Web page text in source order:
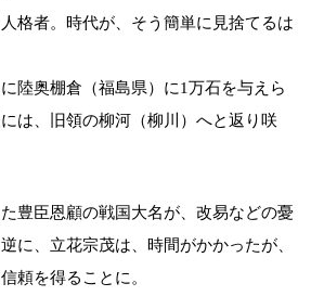
格者。時代が、そう簡単に見捨てるは
陸奥棚倉（福島県）に1万石を与えら
は、旧領の柳河（柳川）へと返り咲
た豊臣恩顧の戦国大名が、改易などの憂
に、立花宗茂は、時間がかかったが、
頼を得ることに。